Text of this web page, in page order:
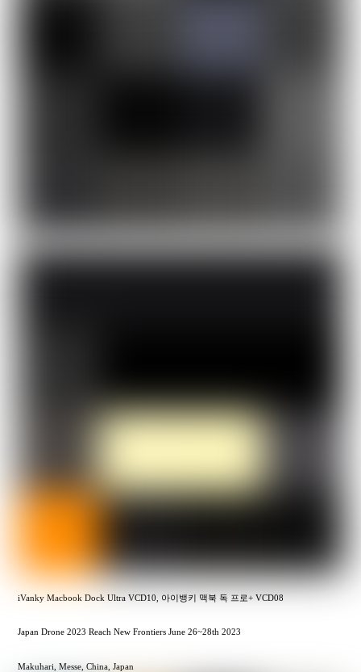
iVanky Macbook Dock Ultra VCD10, 아이뱅키 맥북 독 프로+ VCD08
Japan Drone 2023 Reach New Frontiers June 26~28th 2023
Makuhari, Messe, China, Japan